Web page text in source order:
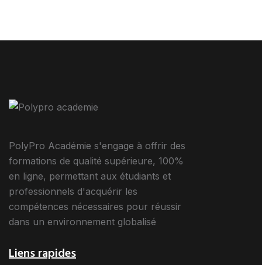
PolyPro Académie s'engage à offrir des
formations de qualité supérieure, 100%
en ligne, permettant aux étudiants et
professionnels d'acquérir les
compétences nécessaires pour réussir
dans un environnement globalisé
Liens rapides